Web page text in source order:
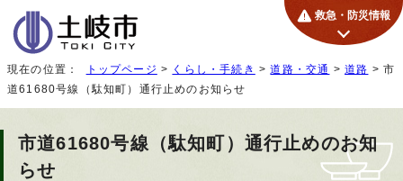
救急・防災情報
現在の位置： トップページ > くらし・手続き >道路・交通 >道路 > 市
道61680号線（駄知町）通行止めのお知らせ
市道61680号線（駄知町）通行止めのお知
らせ